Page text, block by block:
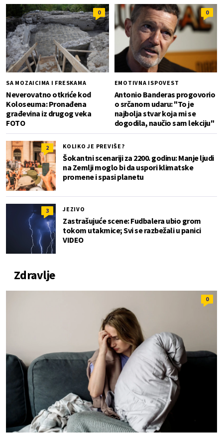
0
SA MOZAICIMA I FRESKAMA
Neverovatno otkriće kod
Koloseuma: Pronađena
građevina iz drugog veka
FOTO
0
EMOTIVNA ISPOVEST
Antonio Banderas progovorio
o srčanom udaru: "To je
najbolja stvar koja mi se
dogodila, naučio sam lekciju"
2 KOLIKO JE PREVIŠE?
Šokantni scenariji za 2200. godinu: Manje ljudi
na Zemlji moglo bi da uspori klimatske
promene i spasi planetu
3 JEZIVO
Zastrašujuće scene: Fudbalera ubio grom
tokom utakmice; Svi se razbežali u panici
VIDEO
Zdravlje
0